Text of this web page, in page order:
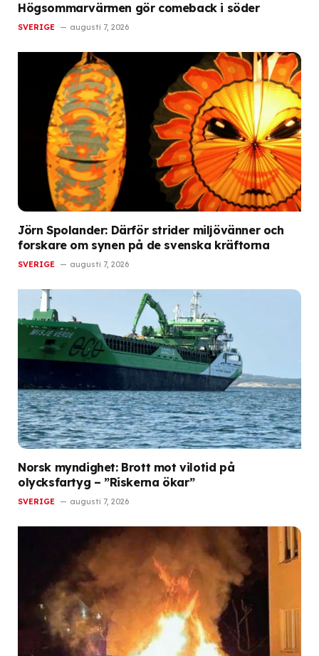
Högsommarvärmen gör comeback i söder
SVERIGE augusti 7, 2026
Jörn Spolander: Därför strider miljövänner och
forskare om synen på de svenska kräftorna
SVERIGE augusti 7, 2026
Norsk myndighet: Brott mot vilotid på
olycksfartyg – ”Riskerna ökar”
SVERIGE augusti 7, 2026